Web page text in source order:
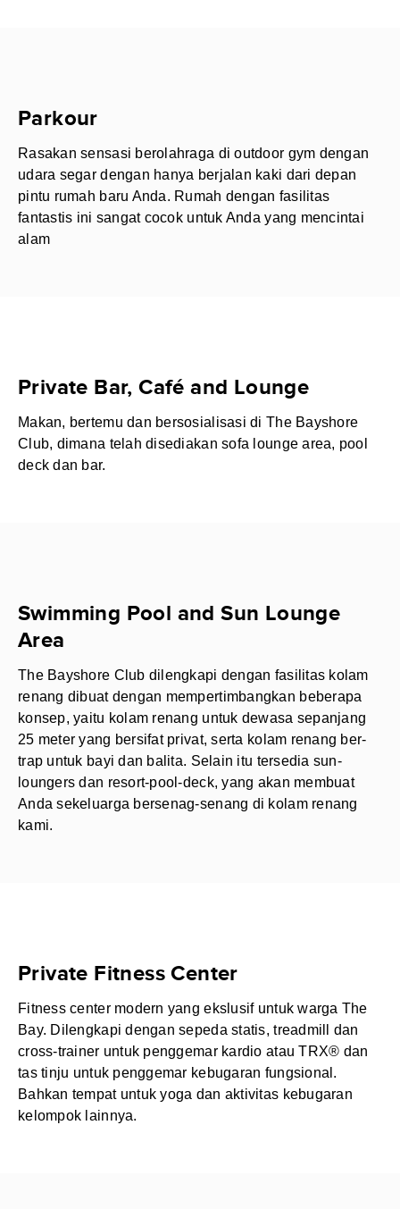
Parkour
Rasakan sensasi berolahraga di outdoor gym dengan
udara segar dengan hanya berjalan kaki dari depan
pintu rumah baru Anda. Rumah dengan fasilitas
fantastis ini sangat cocok untuk Anda yang mencintai
alam
Private Bar, Café and Lounge
Makan, bertemu dan bersosialisasi di The Bayshore
Club, dimana telah disediakan sofa lounge area, pool
deck dan bar.
Swimming Pool and Sun Lounge
Area
The Bayshore Club dilengkapi dengan fasilitas kolam
renang dibuat dengan mempertimbangkan beberapa
konsep, yaitu kolam renang untuk dewasa sepanjang
25 meter yang bersifat privat, serta kolam renang ber-
trap untuk bayi dan balita. Selain itu tersedia sun-
loungers dan resort-pool-deck, yang akan membuat
Anda sekeluarga bersenag-senang di kolam renang
kami.
Private Fitness Center
Fitness center modern yang ekslusif untuk warga The
Bay. Dilengkapi dengan sepeda statis, treadmill dan
cross-trainer untuk penggemar kardio atau TRX® dan
tas tinju untuk penggemar kebugaran fungsional.
Bahkan tempat untuk yoga dan aktivitas kebugaran
kelompok lainnya.